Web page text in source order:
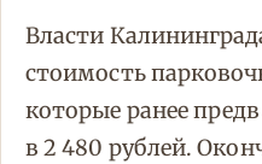
Власти
стоимость
которые ранее
в 2 480 рублей.